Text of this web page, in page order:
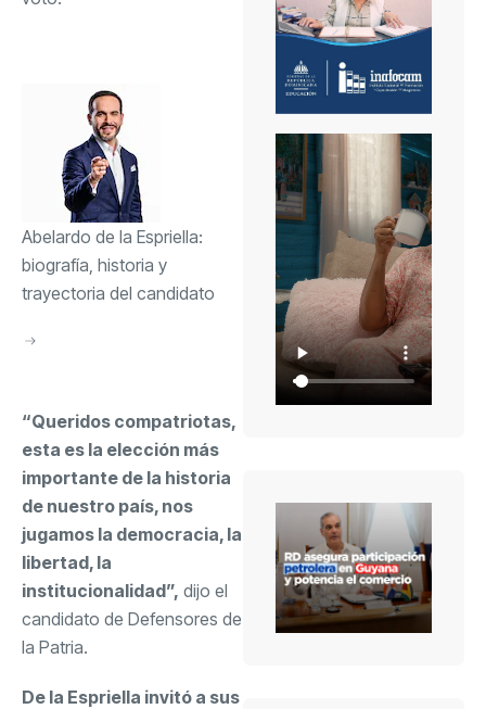
Abelardo de la Espriella:
biografía, historia y
trayectoria del candidato
“Queridos compatriotas,
esta es la elección más
importante de la historia
de nuestro país, nos
jugamos la democracia, la
libertad, la
institucionalidad”, dijo el
candidato de Defensores de
la Patria.
De la Espriella invitó a sus